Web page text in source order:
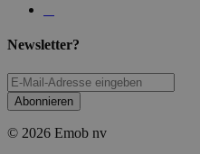
Newsletter?
Abonnieren
© 2026 Emob nv